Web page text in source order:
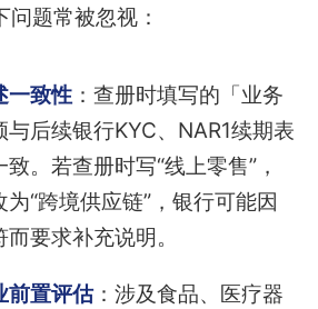
题常被忽视：
一致性：查册时填写的「业务
与后续银行KYC、NAR1续期表
。若查册时写“线上零售”，
为“跨境供应链”，银行可能因
要求补充说明。
前置评估：涉及食品、医疗器